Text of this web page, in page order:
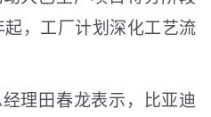
，工厂计划深化工艺流
理田春龙表示，比亚迪